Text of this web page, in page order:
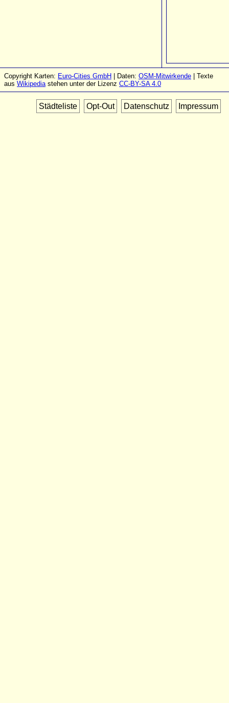
Copyright Karten: Euro-Cities GmbH | Daten: OSM-Mitwirkende | Texte
aus Wikipediastehen unter der Lizenz CC-BY-SA 4.0
Städteliste Opt-Out Datenschutz Impressum